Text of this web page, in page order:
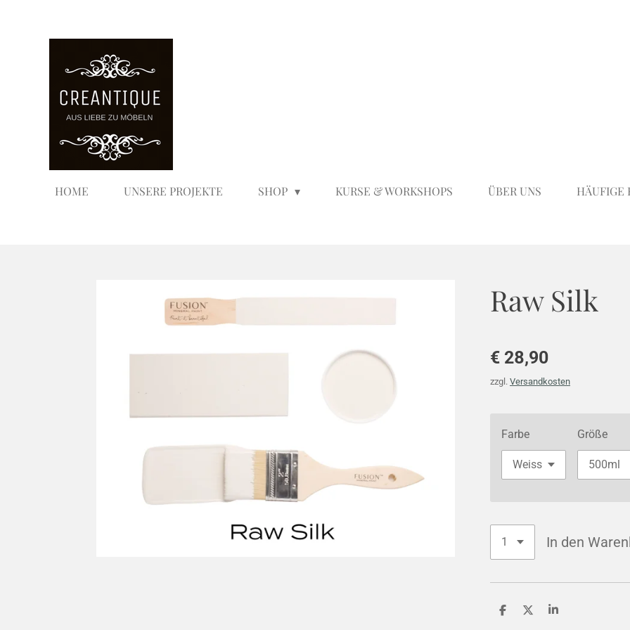
HOME UNSERE PROJEKTE SHOP KURSE & WORKSHOPS ÜBER UNS HÄUFIGE
Raw Silk
€ 28,90
zzgl. Versandkosten
Farbe Größe
In den
T
T
T